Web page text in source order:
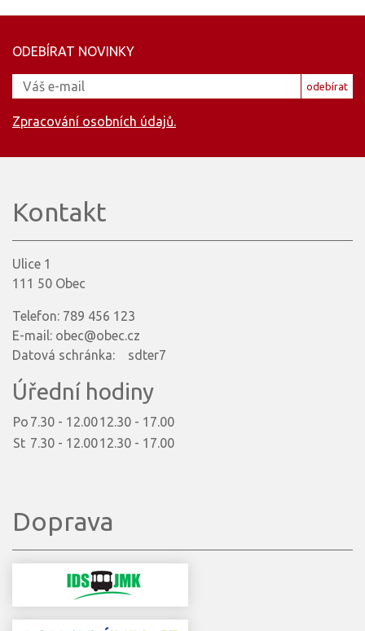
ODEBÍRAT NOVINKY
odebírat
Zpracování osobních údajů.
Kontakt
Ulice 1
111 50 Obec
Telefon: 789 456 123
E-mail: obec@obec.cz
Datová schránka: sdter7
Úřední hodiny
Po 7.30 - 12.0012.30 - 17.00
St 7.30 - 12.0012.30 - 17.00
Doprava